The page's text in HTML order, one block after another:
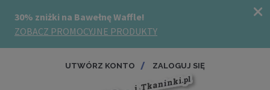
UTWÓRZ KONTO ZALOGUJ SIĘ